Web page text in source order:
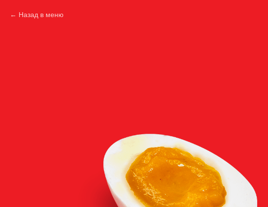
Назад в меню